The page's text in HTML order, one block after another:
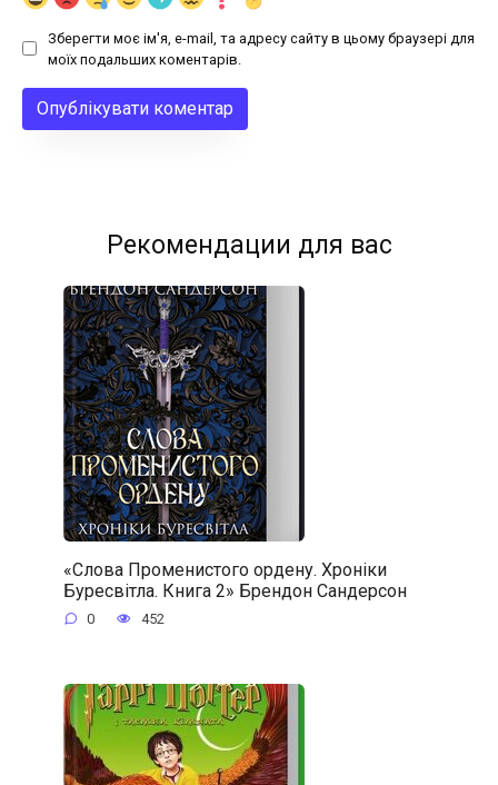
Зберегти моє ім'я, e-mail, та адресу сайту в цьому браузері для
моїх подальших коментарів.
Рекомендации для вас
«Слова Променистого ордену. Хроніки
Буресвітла. Книга 2» Брендон Сандерсон
0 452